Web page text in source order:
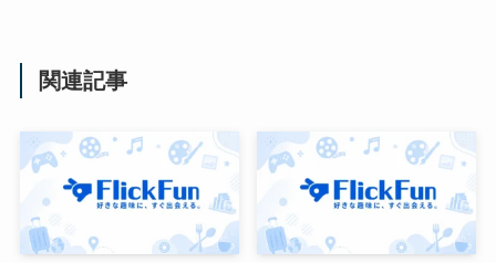
関連記事